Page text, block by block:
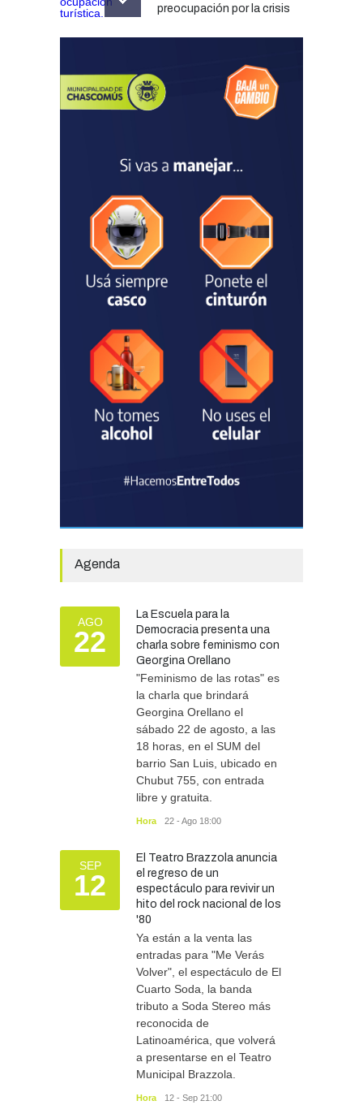
preocupación por la crisis
Chascomús incorporó una
prevención ante eventos
SEGURIDAD 31/07/2026
La Escuela Normal tendrá
calefacción para el reinicio
de las clases tras una obra
de emergencia financiada
por la Municipalidad
Avanza el proceso
licitatorio para las obras de
infraestructura en las
escuelas Técnica N° 1 y
Tras las intensas lluvias, se
refuerzan las tareas de
asistencia y prevención
SEGURIDAD 06/08/2026
Agenda
AGO
22
La Escuela para la
Democracia presenta una
charla sobre feminismo con
Georgina Orellano
"Feminismo de las rotas" es
la charla que brindará
Georgina Orellano el
sábado 22 de agosto, a las
18 horas, en el SUM del
barrio San Luis, ubicado en
Chubut 755, con entrada
libre y gratuita.
Hora 22 - Ago 18:00
SEP
12
El Teatro Brazzola anuncia
el regreso de un
espectáculo para revivir un
hito del rock nacional de los
'80
Ya están a la venta las
entradas para "Me Verás
Volver", el espectáculo de El
Cuarto Soda, la banda
tributo a Soda Stereo más
reconocida de
Latinoamérica, que volverá
a presentarse en el Teatro
Municipal Brazzola.
Hora 12 - Sep 21:00